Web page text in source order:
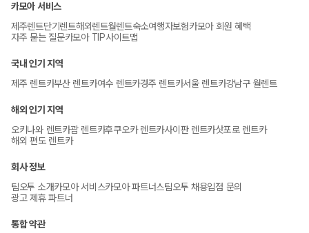
카모아 서비스
제주렌트단기렌트해외렌트월렌트숙소여행자보험카모아 회원 혜택
자주 묻는 질문카모아 TIP사이트맵
국내 인기 지역
제주 렌트카부산 렌트카여수 렌트카경주 렌트카서울 렌트카강남구 월렌트
해외 인기 지역
오키나와 렌트카괌 렌트카후쿠오카 렌트카사이판 렌트카삿포로 렌트카
해외 편도 렌트카
회사 정보
팀오투 소개카모아 서비스카모아 파트너스팀오투 채용입점 문의
광고 제휴 파트너
통합 약관